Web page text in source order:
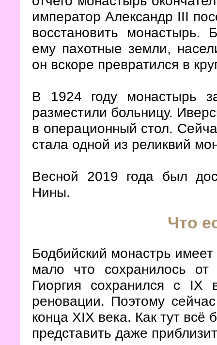
император Александр III
восстановить монастырь.
ему пахотные земли,
он вскоре превратился в
В 1924 году монастырь
разместили больницу.
в операционный стол.
стала одной из реликвий
Весной 2019 года был
Нины.
Что
Бодбийский монастрь
мало что сохранилось
Гиоргия сохранился с IX
реновации. Поэтому
конца XIX века. Как тут
представить даже